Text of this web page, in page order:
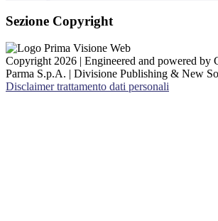
Sezione Copyright
Copyright 2026 | Engineered and powered by
Parma S.p.A. | Divisione Publishing & New
Disclaimer trattamento dati personali